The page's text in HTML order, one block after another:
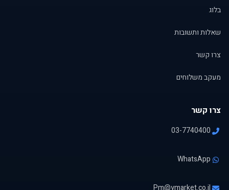
בלוג
שאלות ותשובות
צרו קשר
מעקב משלוחים
צרו קשר
03-7740400
WhatsApp
Pm@ymarket.co.il